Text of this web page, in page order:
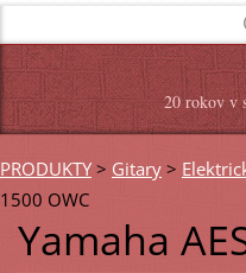
20 rokov v
PRODUKTY > Gitary >
1500 OWC
Yamaha